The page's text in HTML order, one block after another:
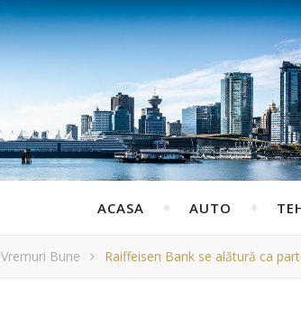
ACASA AUTO
Vremuri Bune Raiffeisen Bank se alătură ca